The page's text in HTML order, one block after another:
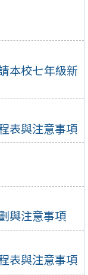
本校七年級新
表與注意事項
與注意事項
表與注意事項